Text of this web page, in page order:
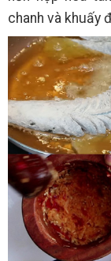
chanh và khuấy